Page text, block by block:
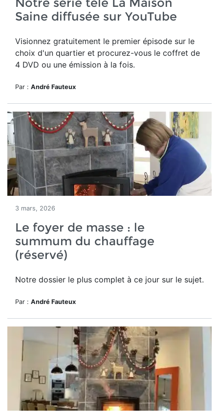
Saine diffusée sur YouTube
Visionnez gratuitement le premier épisode sur le
choix d'un quartier et procurez-vous le coffret de
4 DVD ou une émission à la fois.
Par : André Fauteux
3 mars, 2026
Le foyer de masse : le
summum du chauffage
(réservé)
Notre dossier le plus complet à ce jour sur le sujet.
Par : André Fauteux